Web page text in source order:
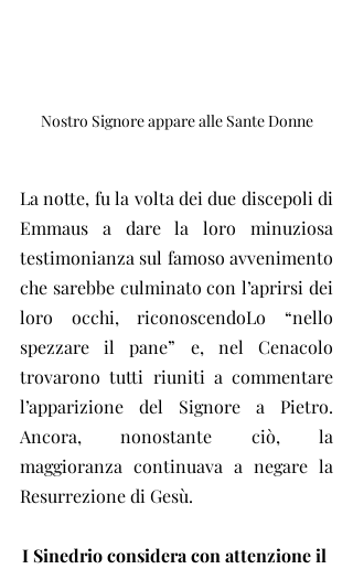
Nostro Signore appare alle Sante Donne
La notte, fu la volta dei due discepoli di
Emmaus a dare la loro minuziosa
testimonianza sul famoso avvenimento
che sarebbe culminato con l’aprirsi dei
loro occhi, riconoscendoLo “nello
spezzare il pane” e, nel Cenacolo
trovarono tutti riuniti a commentare
l’apparizione del Signore a Pietro.
Ancora, nonostante ciò, la
maggioranza continuava a negare la
Resurrezione di Gesù.
I Sinedrio considera con attenzione il